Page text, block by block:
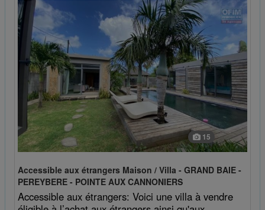
15
Accessible aux étrangers Maison / Villa - GRAND BAIE -
PEREYBERE - POINTE AUX CANNONIERS
Accessible aux étrangers: Voici une villa à vendre